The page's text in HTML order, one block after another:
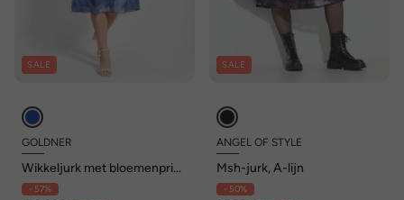
SALE
GOLDNER
Wikkeljurk met bloemenprint
in blauw, getailleerd
- 57%
SALE
ANGEL OF STYLE
Msh-jurk, A-lijn
- 50%